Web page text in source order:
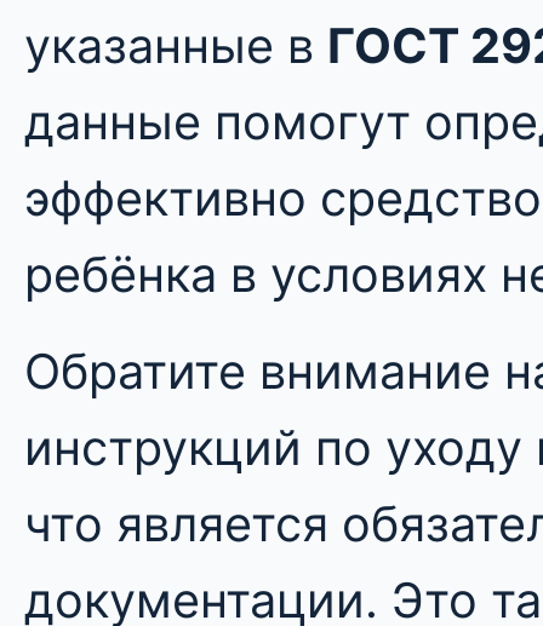
указанные в ГОСТ
данные помогут
эффективно
ребёнка в условиях
Обратите внимание
инструкций по уходу
что является
документации. Это